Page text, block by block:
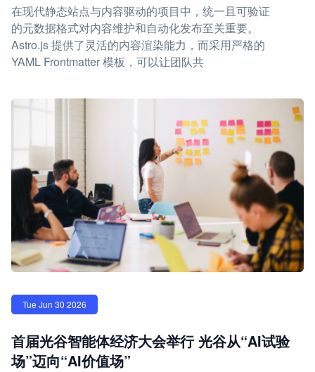
在现代静态站点与内容驱动的项目中，统一且可验证
的元数据格式对内容维护和自动化发布至关重要。
Astro.js 提供了灵活的内容渲染能力，而采用严格的
YAML Frontmatter 模板，可以让团队共
Tue Jun 30 2026
首届光谷智能体经济大会举行 光谷从“AI试验
场”迈向“AI价值场”